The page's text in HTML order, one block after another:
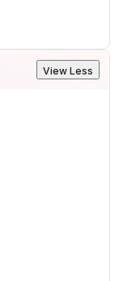
View Less